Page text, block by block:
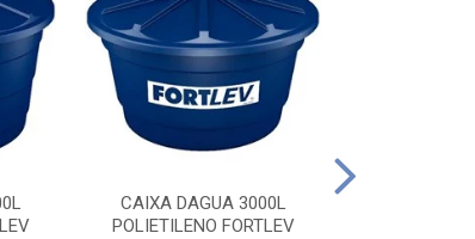
CAIXA DAGUA 3000L
POLIETILENO FORTLEV